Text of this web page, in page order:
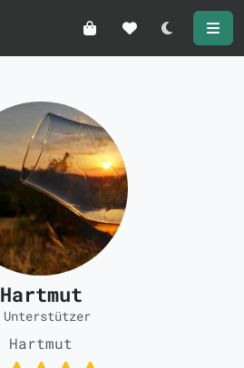
Darkmode
Hartmut
Unterstützer
Hartmut